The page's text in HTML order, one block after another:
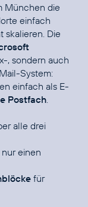
München die
einfach
skalieren. Die
, sondern auch
System:
einfach als E-
Postfach
alle drei
einen
für